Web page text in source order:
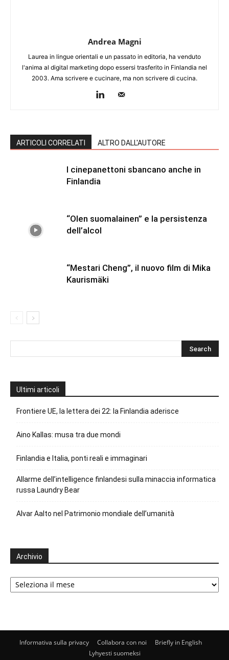
Andrea Magni
Laurea in lingue orientali e un passato in editoria, ha venduto
l'anima al digital marketing dopo essersi trasferito in Finlandia nel
2003. Ama scrivere e cucinare, ma non scrivere di cucina.
ARTICOLI CORRELATI ALTRO DALL'AUTORE
I cinepanettoni sbancano anche in
Finlandia
“Olen suomalainen” e la persistenza
dell’alcol
“Mestari Cheng”, il nuovo film di Mika
Kaurismäki
Ultimi articoli
Frontiere UE, la lettera dei 22: la Finlandia aderisce
Aino Kallas: musa tra due mondi
Finlandia e Italia, ponti reali e immaginari
Allarme dell’intelligence finlandesi sulla minaccia informatica
russa Laundry Bear
Alvar Aalto nel Patrimonio mondiale dell’umanità
Archivio
Archivio
Informativa sulla privacy Collabora con noi
Briefly in English
Lyhyesti suomeksi